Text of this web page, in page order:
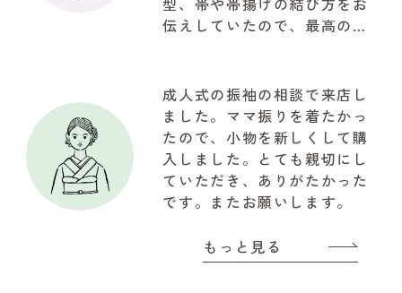
伝えしていたので、最高の仕
以上の写真が取れて大満足で
した。関わって下さいました
『やまと』のスタッフの皆様
に感謝でいっぱいです!!!有難
うございました
成人式の振袖の相談で来店し
ました。ママ振りを着たかっ
たので、小物を新しくして購
入しました。とても親切にし
ていただき、ありがたかった
です。またお願いします。
もっと見る